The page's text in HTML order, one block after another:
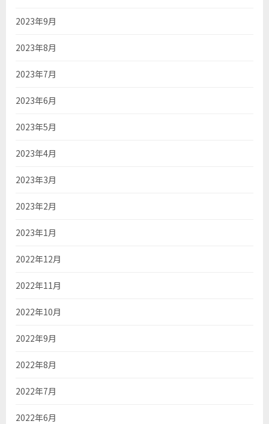
2023年9月
2023年8月
2023年7月
2023年6月
2023年5月
2023年4月
2023年3月
2023年2月
2023年1月
2022年12月
2022年11月
2022年10月
2022年9月
2022年8月
2022年7月
2022年6月